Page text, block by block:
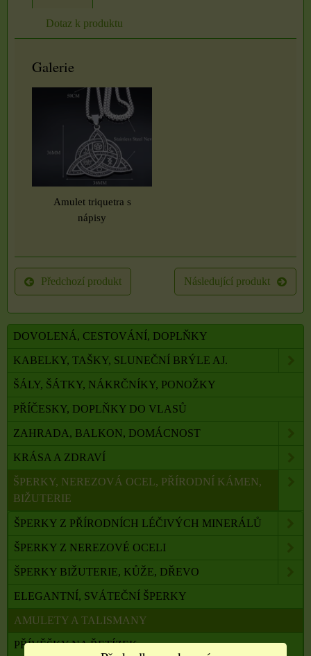
Dotaz k produktu
Galerie
Amulet triquetra s
nápisy
Předchozí produkt Následující produkt
DOVOLENÁ, CESTOVÁNÍ, DOPLŇKY
KABELKY, TAŠKY, SLUNEČNÍ BRÝLE AJ.
ŠÁLY, ŠÁTKY, NÁKRČNÍKY, PONOŽKY
PŘÍČESKY, DOPLŇKY DO VLASŮ
ZAHRADA, BALKON, DOMÁCNOST
KRÁSA A ZDRAVÍ
ŠPERKY, NEREZOVÁ OCEL, PŘÍRODNÍ KÁMEN,
BIŽUTERIE
ŠPERKY Z PŘÍRODNÍCH LÉČIVÝCH MINERÁLŮ
ŠPERKY Z NEREZOVÉ OCELI
ŠPERKY BIŽUTERIE, KŮŽE, DŘEVO
ELEGANTNÍ, SVÁTEČNÍ ŠPERKY
AMULETY A TALISMANY
PŘÍVĚŠKY NA ŘETÍZEK